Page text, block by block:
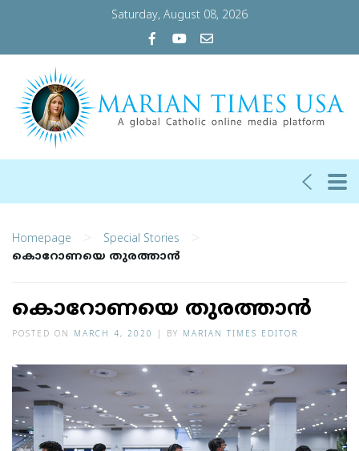
Saturday, August 08, 2026
Homepage > Special Stories >
കൊറോണയെ തുരത്താൻ
കൊറോണയെ തുരത്താൻ
POSTED ON MARCH 4, 2020 BY MARIAN TIMES EDITOR